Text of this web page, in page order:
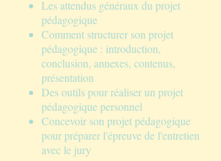
Les attendus généraux du projet
pédagogique
Comment structurer son projet
pédagogique : introduction,
conclusion, annexes, contenus,
présentation
Des outils pour réaliser un projet
pédagogique personnel
Concevoir son projet pédagogique
pour préparer l'épreuve de l'entretien
avec le jury